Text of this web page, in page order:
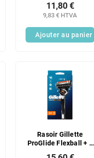
9,83 € HTVA
11,80 €
Ajouter au panier
Rasoir Gillette
ProGlide Flexball + 2